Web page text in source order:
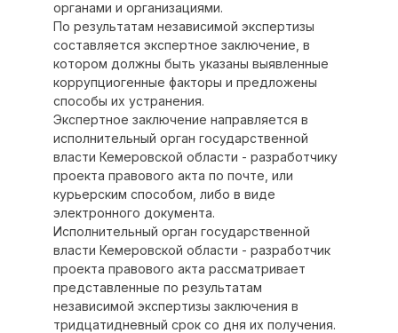
органами и организациями.
По результатам независимой экспертизы
составляется экспертное заключение, в
котором должны быть указаны выявленные
коррупциогенные факторы и предложены
способы их устранения.
Экспертное заключение направляется в
исполнительный орган государственной
власти Кемеровской области - разработчику
проекта правового акта по почте, или
курьерским способом, либо в виде
электронного документа.
Исполнительный орган государственной
власти Кемеровской области - разработчик
проекта правового акта рассматривает
представленные по результатам
независимой экспертизы заключения в
тридцатидневный срок со дня их получения.